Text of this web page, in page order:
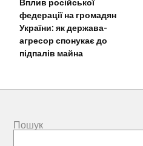
федерації на громадян
України: як держава-
агресор спонукає до
підпалів майна
Пошук